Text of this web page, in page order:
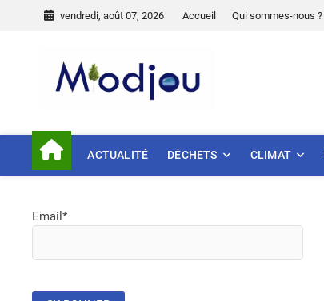
vendredi, août 07, 2026 Accueil Qui sommes-nous ?
ACTUALITÉ DÉCHETS CLIMAT
Email*